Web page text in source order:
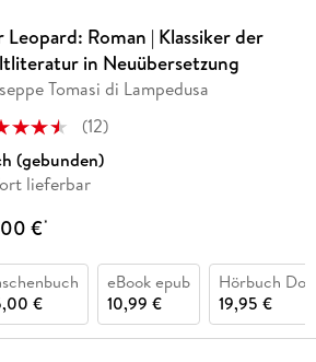
Leopard: Roman | Klassiker der
in Neuübersetzung
Tomasi di Lampedusa
(12)
(gebunden)
lieferbar
€*
€
eBook epub
10,99 €
Hörbuch
19,95 €